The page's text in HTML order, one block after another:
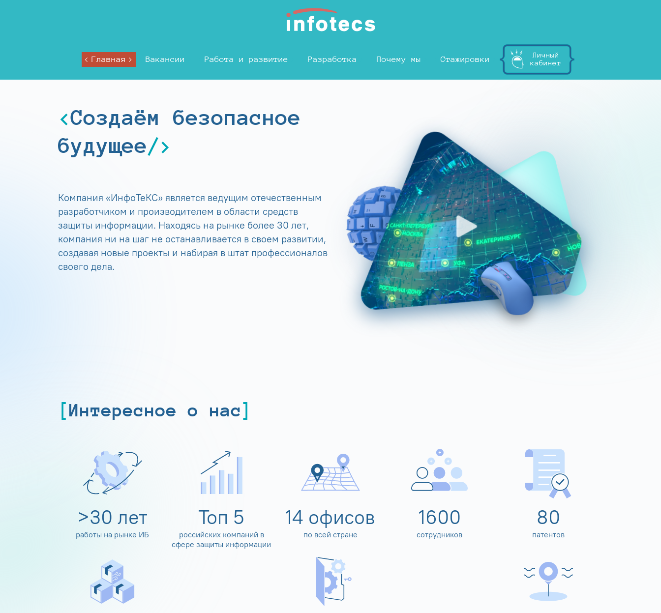
Главная Вакансии Работа и развитие Разработка Почему мы Стажировки
Личный
кабинет
Создаём безопасное
будущее
Компания «ИнфоТеКС» является ведущим отечественным
разработчиком и производителем в области средств
защиты информации. Находясь на рынке более 30 лет,
компания ни на шаг не останавливается в своем развитии,
создавая новые проекты и набирая в штат профессионалов
своего дела.
Интересное о нас
>30 лет
работы на рынке ИБ
Топ 5
российских компаний в
сфере защиты информации
14 офисов
по всей стране
1600
сотрудников
80
патентов